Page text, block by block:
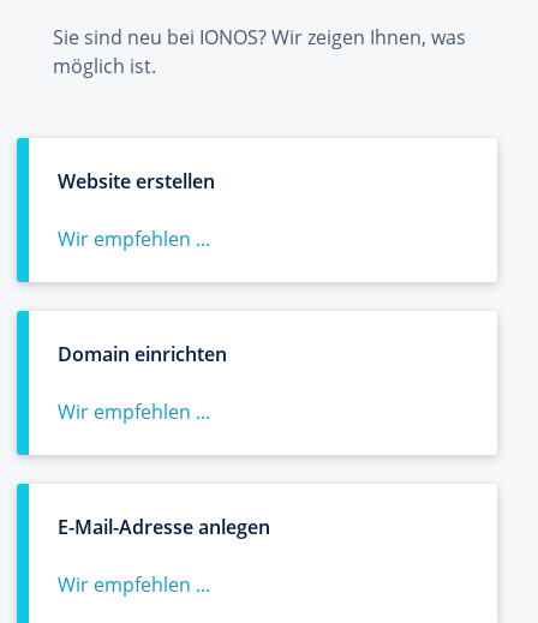
Sie sind neu bei IONOS? Wir zeigen Ihnen, was
möglich ist.
Website erstellen
Wir empfehlen ...
Domain einrichten
Wir empfehlen ...
E-Mail-Adresse anlegen
Wir empfehlen ...